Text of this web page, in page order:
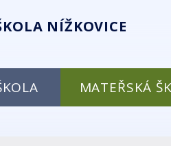
NÍŽKOVICE
MATEŘSKÁ